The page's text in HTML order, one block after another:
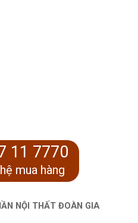
11 7770
mua hàng
NỘI THẤT ĐOÀN GIA